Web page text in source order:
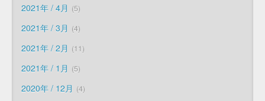
2021年 / 4月 5
2021年 / 3月 4
2021年 / 2月 11
2021年 / 1月 5
2020年 / 12月 4